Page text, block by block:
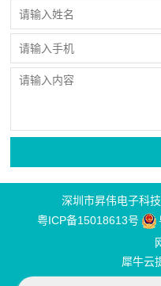
深圳市昇伟电子科
粤ICP备15018613号
犀牛云